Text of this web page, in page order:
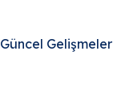
Güncel Gelişmeler